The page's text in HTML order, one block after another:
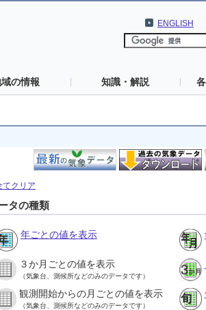
ENGLISH
の情報 知識・解説
てクリア
タの種類
年ごとの値を表示
３か月ごとの値を表示
（気象台、測候所などのみのデータです）
観測開始からの月ごとの値を表示
（気象台、測候所などのみのデータです）